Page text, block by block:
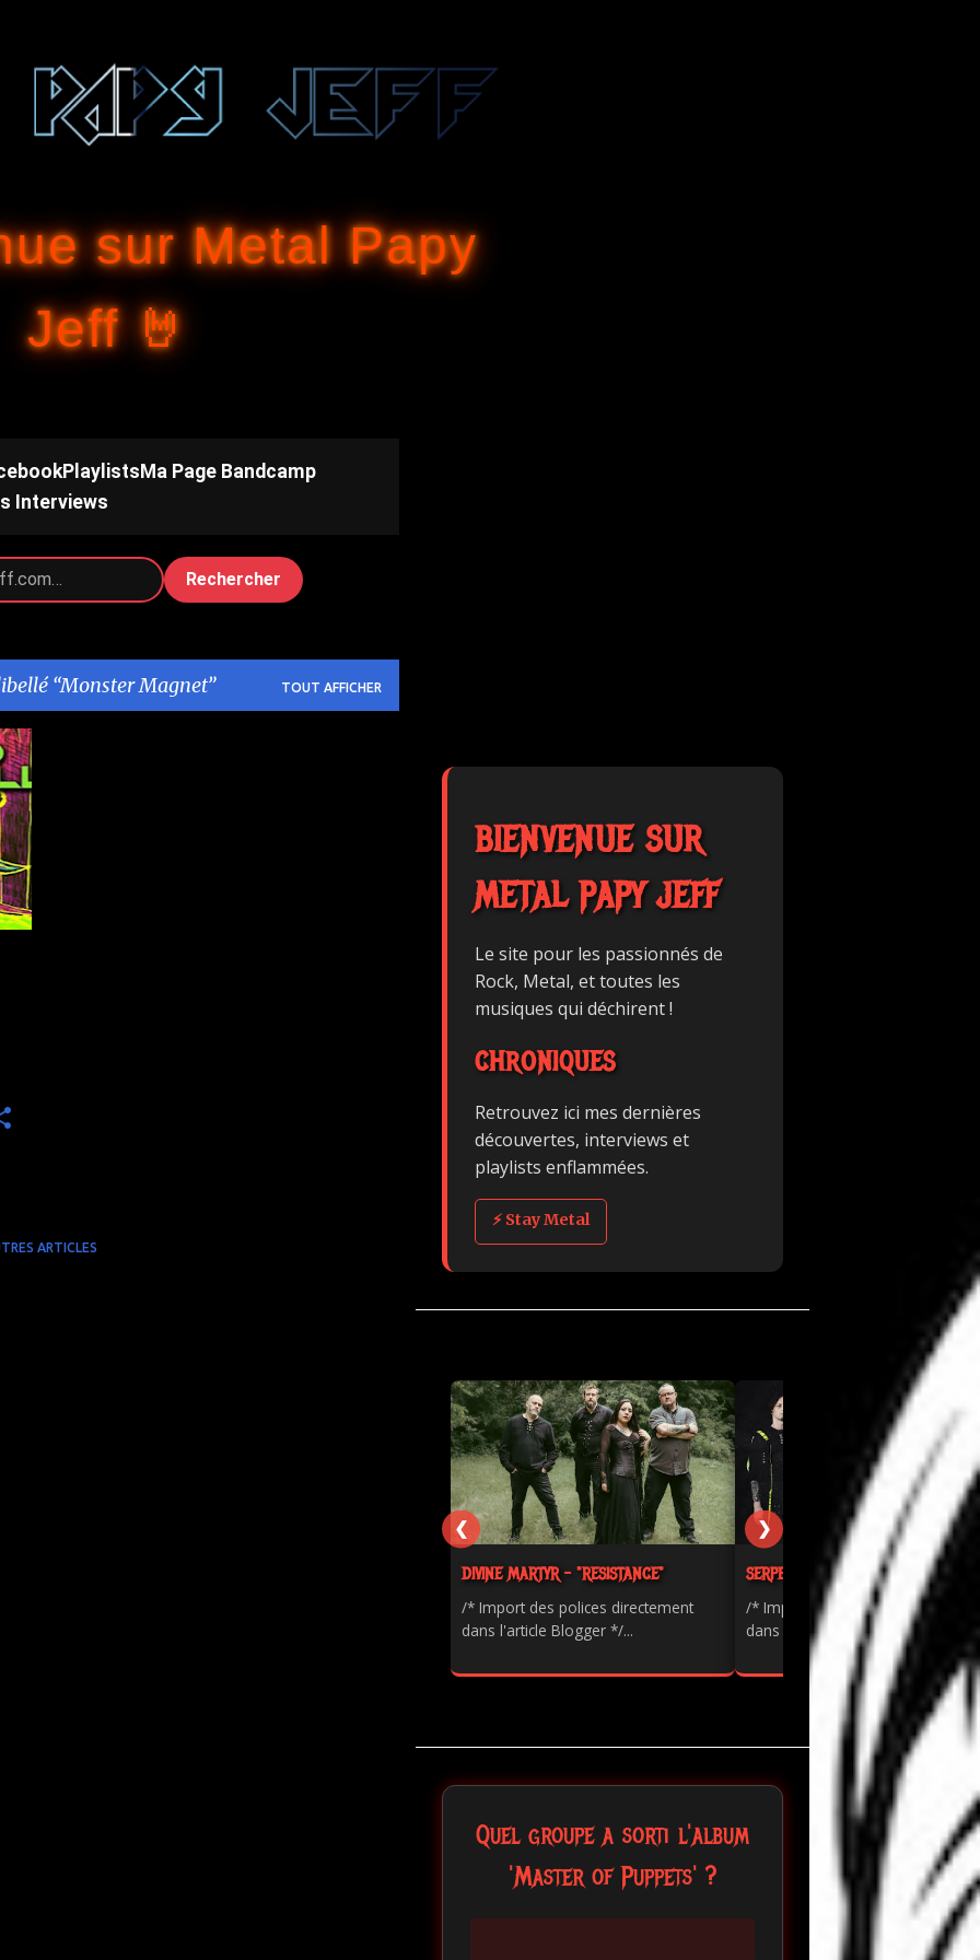
sur Metal Papy
Jeff 🤘
Playlists Ma Page Bandcamp
Interviews
Rechercher
Monster Magnet TOUT AFFICHER
ARTICLES
BIENVENUE SUR
METAL PAPY JEFF
Le site pour les passionnés de
Rock, Metal, et toutes les
musiques qui déchirent !
CHRONIQUES
Retrouvez ici mes dernières
découvertes, interviews et
playlists enflammées.
⚡ Stay Metal
DIVINE MARTYR - "RESISTANCE"
/* Import des polices directement
dans l'article Blogger */...
SERPENTS - "PAINKILLER"
/* Import des polices directement
dans l'article Blogger */...
❮ ❯
Quel groupe a sorti l'album
'Master of Puppets' ?